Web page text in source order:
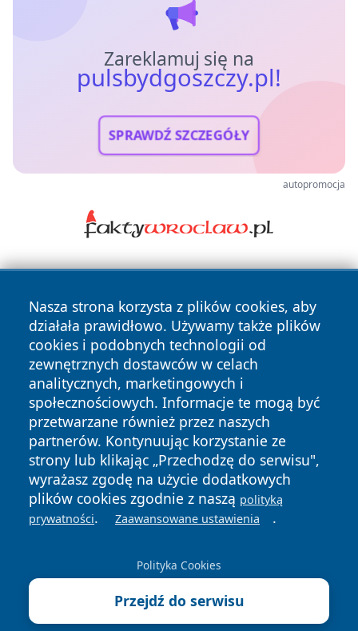
Zareklamuj się na
pulsbydgoszczy.pl!
SPRAWDŹ SZCZEGÓŁY
autopromocja
Nasza strona korzysta z plików cookies, aby
działała prawidłowo. Używamy także plików
cookies i podobnych technologii od
zewnętrznych dostawców w celach
analitycznych, marketingowych i
społecznościowych. Informacje te mogą być
przetwarzane również przez naszych
partnerów. Kontynuując korzystanie ze
strony lub klikając „Przechodzę do serwisu",
wyrażasz zgodę na użycie dodatkowych
plików cookies zgodnie z naszą polityką
prywatności. Zaawansowane ustawienia .
Polityka Cookies
Przejdź do serwisu
Copyright © 2026 pulsbydgoszczy.pl Wszystkie prawa
zastrzeżone.
News Autorzy
Polityka
Prywatności
Polityka
Cookies